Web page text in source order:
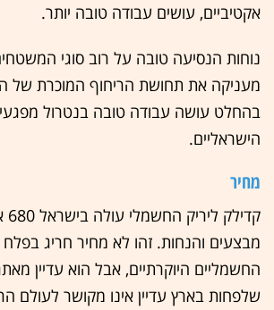
אקטיביים, עושים עבודה טובה יותר.
נוחות הנסיעה טובה על רוב סוגי
מעניקה את תחושת הריחוף המוכרת של
בהחלט עושה עבודה טובה בנטרול
הישראליים.
מחיר
מבצעים והנחות. זהו לא מחיר חריג בפלח
החשמליים היוקרתיים, אבל הוא עדיין
שלפחות בארץ עדיין אינו מקושר לעולם